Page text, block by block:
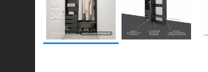
© 2021-2026 mebel.store